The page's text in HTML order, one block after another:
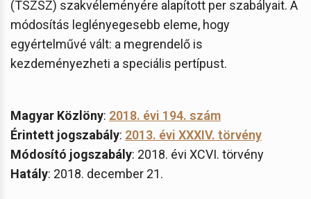
(TSZSZ) szakvéleményére alapított per szabályait. A
módosítás leglényegesebb eleme, hogy
egyértelművé vált: a megrendelő is
kezdeményezheti a speciális pertípust.
Magyar Közlöny: 2018. évi 194. szám
Érintett jogszabály: 2013. évi XXXIV. törvény
Módosító jogszabály: 2018. évi XCVI. törvény
Hatály: 2018. december 21.